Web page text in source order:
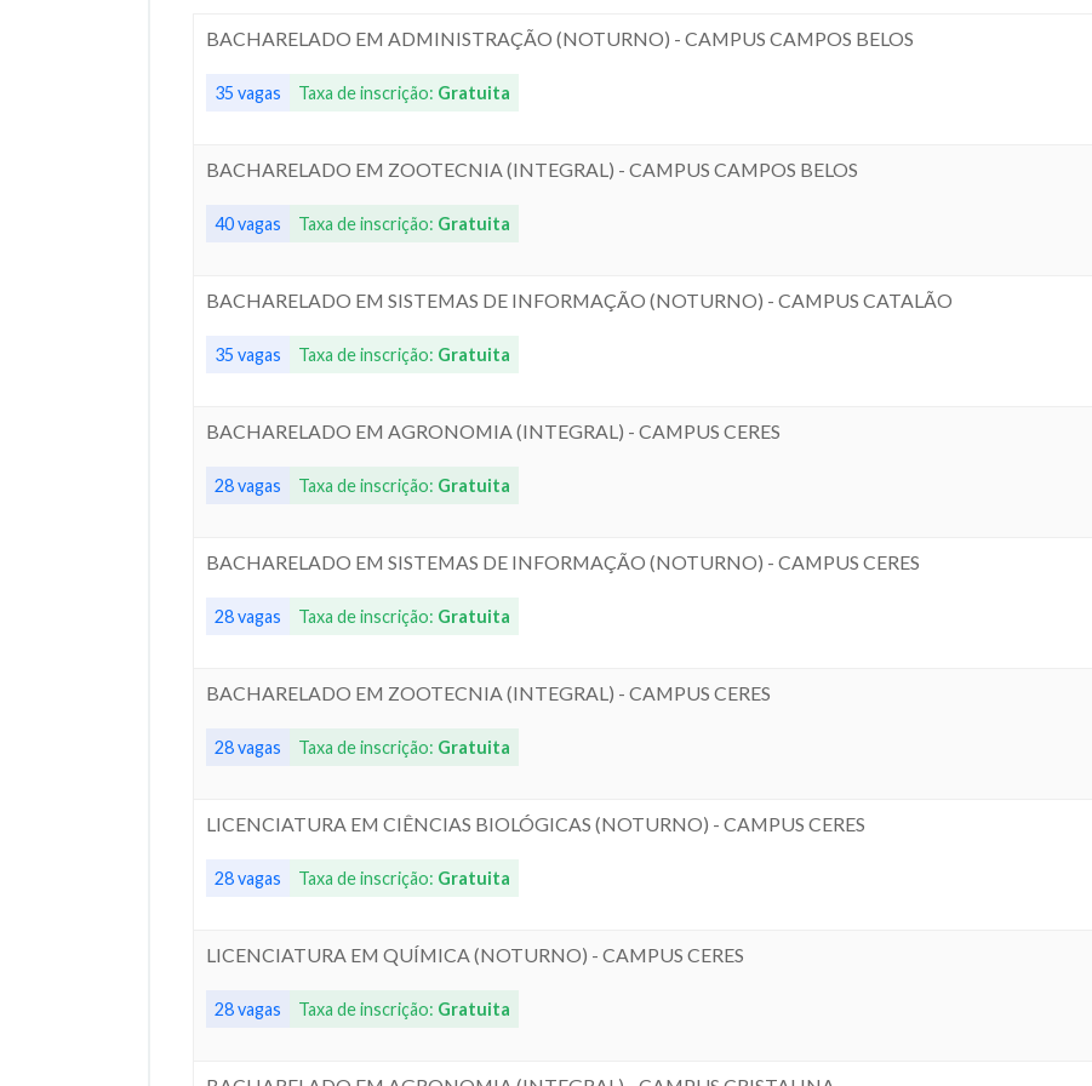
BACHARELADO EM ADMINISTRAÇÃO (NOTURNO) - CAMPUS CAMPOS BELOS
35 vagas Taxa de inscrição: Gratuita
BACHARELADO EM ZOOTECNIA (INTEGRAL) - CAMPUS CAMPOS BELOS
40 vagas Taxa de inscrição: Gratuita
BACHARELADO EM SISTEMAS DE INFORMAÇÃO (NOTURNO) - CAMPUS CATALÃO
35 vagas Taxa de inscrição: Gratuita
BACHARELADO EM AGRONOMIA (INTEGRAL) - CAMPUS CERES
28 vagas Taxa de inscrição: Gratuita
BACHARELADO EM SISTEMAS DE INFORMAÇÃO (NOTURNO) - CAMPUS CERES
28 vagas Taxa de inscrição: Gratuita
BACHARELADO EM ZOOTECNIA (INTEGRAL) - CAMPUS CERES
28 vagas Taxa de inscrição: Gratuita
LICENCIATURA EM CIÊNCIAS BIOLÓGICAS (NOTURNO) - CAMPUS CERES
28 vagas Taxa de inscrição: Gratuita
LICENCIATURA EM QUÍMICA (NOTURNO) - CAMPUS CERES
28 vagas Taxa de inscrição: Gratuita